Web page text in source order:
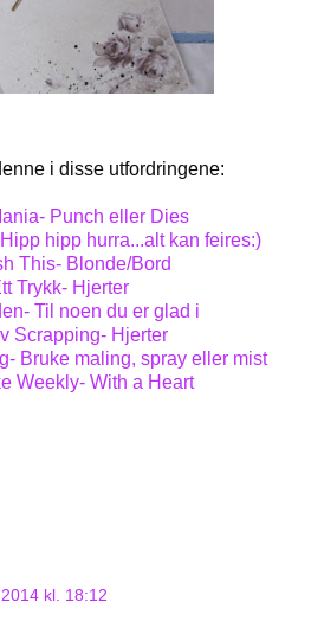
i disse utfordringene:
Punch eller Dies
hipp hurra...alt kan feires:)
This- Blonde/Bord
Trykk- Hjerter
Til noen du er glad i
Scrapping- Hjerter
Bruke maling, spray eller mist
Weekly- With a Heart
kl. 18:12